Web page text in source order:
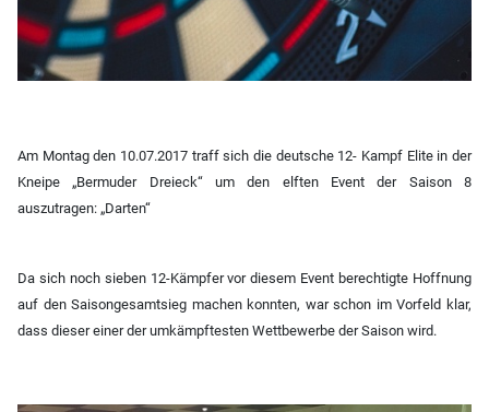
Am Montag den 10.07.2017 traff sich die deutsche 12- Kampf Elite in der
Kneipe „Bermuder Dreieck“ um den elften Event der Saison 8
auszutragen: „Darten“
Da sich noch sieben 12-Kämpfer vor diesem Event berechtigte Hoffnung
auf den Saisongesamtsieg machen konnten, war schon im Vorfeld klar,
dass dieser einer der umkämpftesten Wettbewerbe der Saison wird.